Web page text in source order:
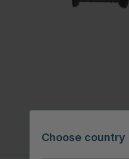
Omdömen
Choose country